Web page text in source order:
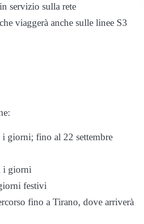
servizio sulla rete
viaggerà anche sulle linee S3
giorni; fino al 22 settembre
i giorni
festivi
fino a Tirano, dove arriverà